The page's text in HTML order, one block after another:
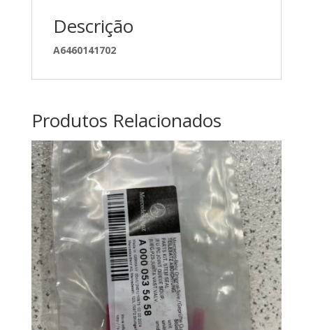
Descrição
A6460141702
Produtos Relacionados